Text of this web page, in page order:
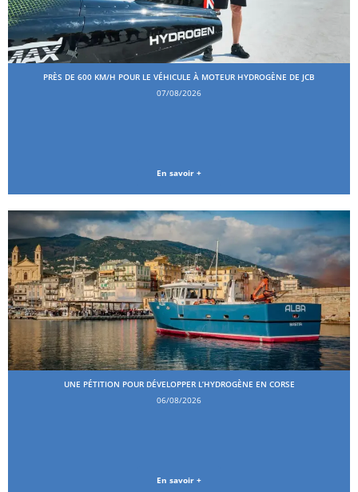
PRÈS DE 600 KM/H POUR LE VÉHICULE À MOTEUR HYDROGÈNE DE JCB
07/08/2026
En savoir +
UNE PÉTITION POUR DÉVELOPPER L’HYDROGÈNE EN CORSE
06/08/2026
En savoir +